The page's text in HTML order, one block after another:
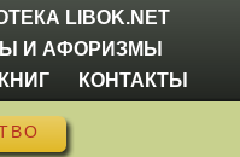
LIBOK.NET
И АФОРИЗМЫ
КОНТАКТЫ